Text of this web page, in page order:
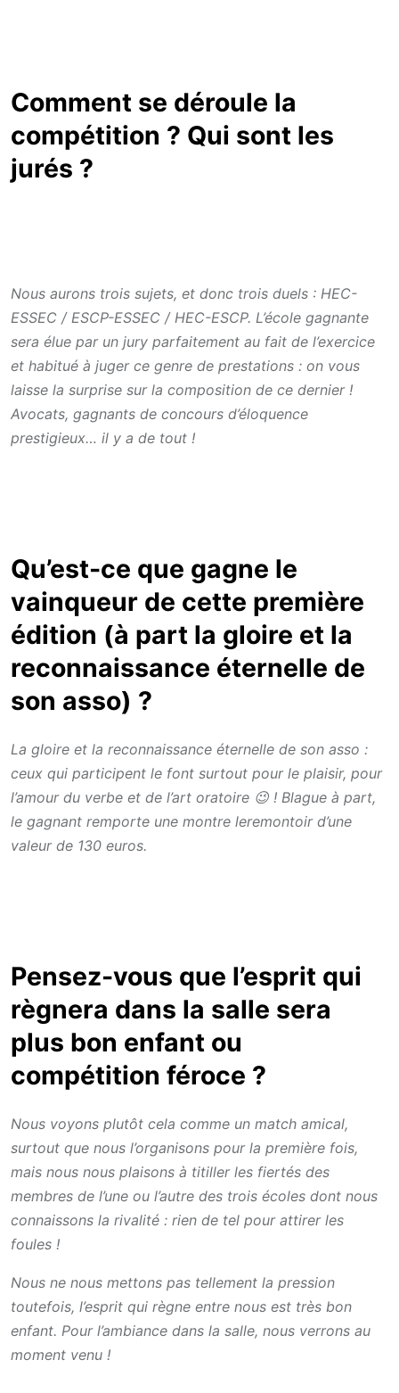
Comment se déroule la
compétition ? Qui sont les
jurés ?
Nous aurons trois sujets, et donc trois duels : HEC-
ESSEC / ESCP-ESSEC / HEC-ESCP. L’école gagnante
sera élue par un jury parfaitement au fait de l’exercice
et habitué à juger ce genre de prestations : on vous
laisse la surprise sur la composition de ce dernier !
Avocats, gagnants de concours d’éloquence
prestigieux… il y a de tout !
Qu’est-ce que gagne le
vainqueur de cette première
édition (à part la gloire et la
reconnaissance éternelle de
son asso) ?
La gloire et la reconnaissance éternelle de son asso :
ceux qui participent le font surtout pour le plaisir, pour
l’amour du verbe et de l’art oratoire 😉 ! Blague à part,
le gagnant remporte une montre leremontoir d’une
valeur de 130 euros.
Pensez-vous que l’esprit qui
règnera dans la salle sera
plus bon enfant ou
compétition féroce ?
Nous voyons plutôt cela comme un match amical,
surtout que nous l’organisons pour la première fois,
mais nous nous plaisons à titiller les fiertés des
membres de l’une ou l’autre des trois écoles dont nous
connaissons la rivalité : rien de tel pour attirer les
foules !
Nous ne nous mettons pas tellement la pression
toutefois, l’esprit qui règne entre nous est très bon
enfant. Pour l’ambiance dans la salle, nous verrons au
moment venu !